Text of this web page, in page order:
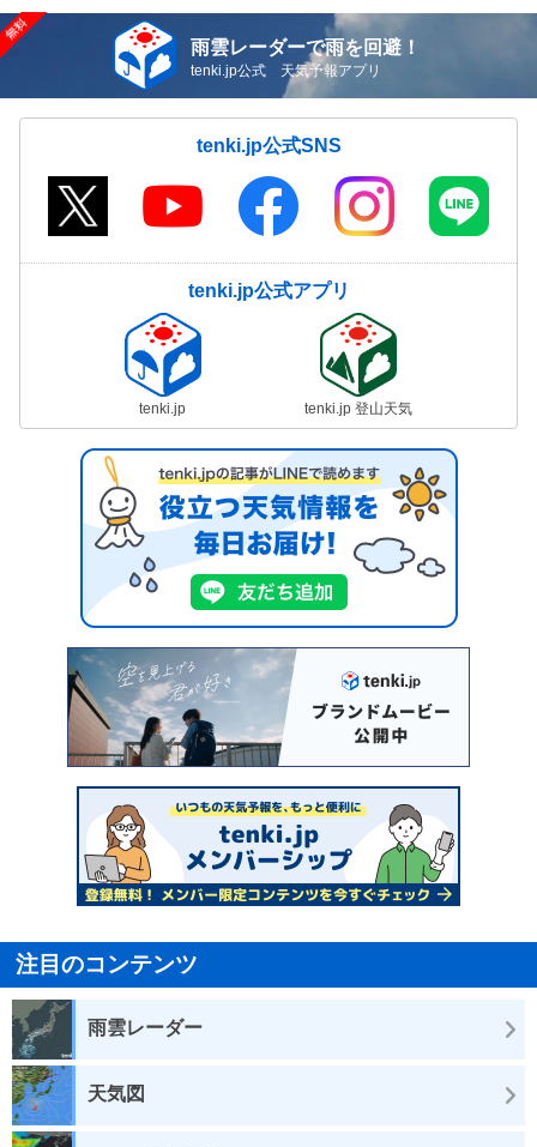
雨雲レーダーで雨を回避！
tenki.jp公式 天気予報アプリ
tenki.jp公式SNS
tenki.jp公式アプリ
tenki.jp tenki.jp 登山天気
注目のコンテンツ
雨雲レーダー
天気図